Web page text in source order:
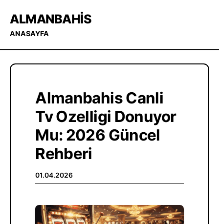
ALMANBAHIS
ANASAYFA
Almanbahis Canli
Tv Ozelligi Donuyor
Mu: 2026 Güncel
Rehberi
01.04.2026